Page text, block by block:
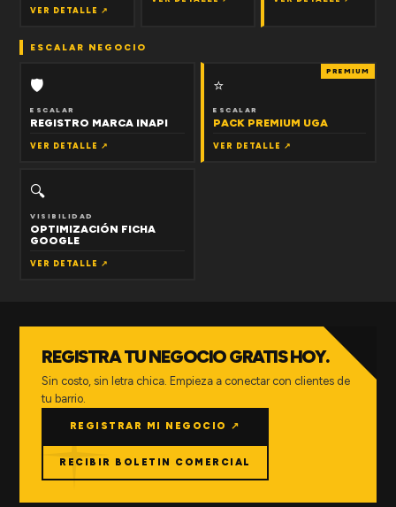
VER DETALLE ↗
ESCALAR NEGOCIO
🛡
ESCALAR
REGISTRO MARCA INAPI
VER DETALLE ↗
PREMIUM
⭐
ESCALAR
PACK PREMIUM UGA
VER DETALLE ↗
🔍
VISIBILIDAD
OPTIMIZACIÓN FICHA
GOOGLE
VER DETALLE ↗
REGISTRA TU NEGOCIO GRATIS HOY.
Sin costo, sin letra chica. Empieza a conectar con clientes de
tu barrio.
REGISTRAR MI NEGOCIO ↗
RECIBIR BOLETIN COMERCIAL